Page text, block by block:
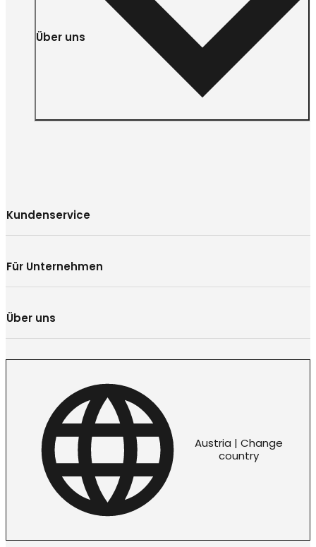
Über uns
Kundenservice
Für Unternehmen
Über uns
Austria | Change
country